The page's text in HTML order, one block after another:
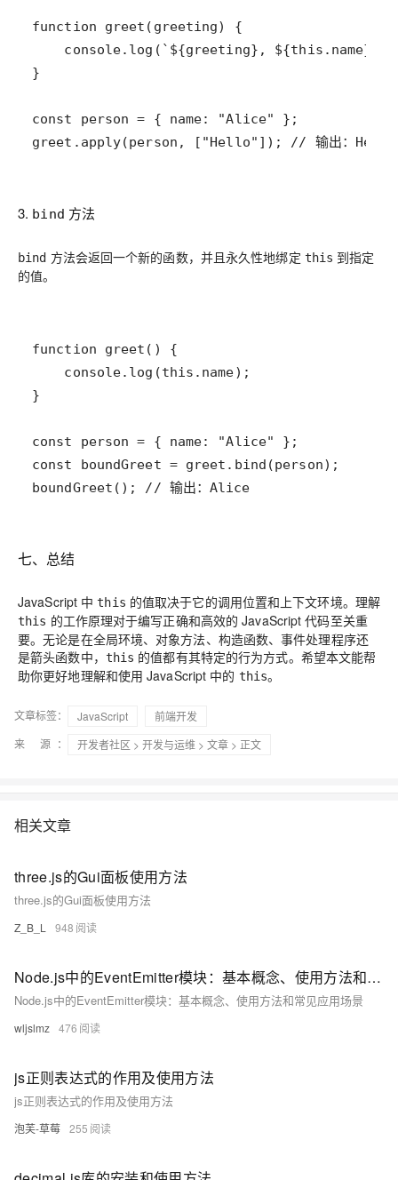
greet.apply(person, ["Hello"]); // 输出：
3. bind 方法
bind 方法会返回一个新的函数，并且永久性地绑定 this 到指定
的值。
boundGreet(); // 输出：Alice
七、总结
JavaScript 中this 的值取决于它的调用位置和上下文环境。理解
this 的工作原理对于编写正确和高效的 JavaScript 代码至关重
要。无论是在全局环境、对象方法、构造函数、事件处理程序还
是箭头函数中， this 的值都有其特定的行为方式。希望本文能帮
助你更好地理解和使用 JavaScript 中的 this。
文章标签： JavaScript
前端开发
来 源：
开发者社区 > 开发与运维 > 文章 > 正文
相关文章
three.js的Gui面板使用方法
three.js的Gui面板使用方法
Z_B_L 948
Node.js中的EventEmitter模块：基本概念、使用方法和常见应用场景
Node.js中的EventEmitter模块：基本概念、使用方法和常见应用场景
wljslmz 476
js正则表达式的作用及使用方法
js正则表达式的作用及使用方法
泡芙-草莓 255